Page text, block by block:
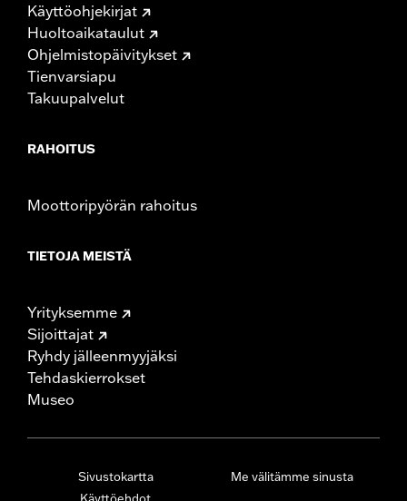
Käyttöohjekirjat
Huoltoaikataulut
Ohjelmistopäivitykset
Tienvarsiapu
Takuupalvelut
RAHOITUS
Moottoripyörän rahoitus
TIETOJA MEISTÄ
Yrityksemme
Sijoittajat
Ryhdy jälleenmyyjäksi
Tehdaskierrokset
Museo
Sivustokartta
Käyttöehdot
Me välitämme sinusta